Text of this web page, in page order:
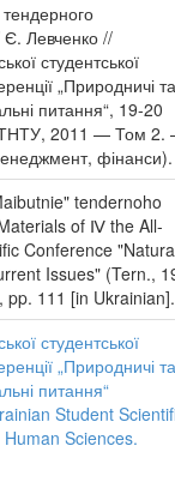
Є. Левченко //
студентської
„Природничі та
питання“, 19-20
ТНТУ, 2011 — Том
фінанси).
tendernoho
of Ⅳ the All-
Conference
Issues" (Tern.,
pp. 111 [in Ukrainian].
студентської
„Природничі та
питання“
Student
Sciences.